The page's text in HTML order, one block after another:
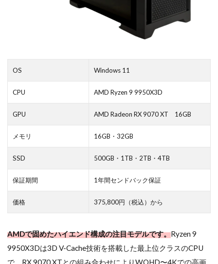
OS Windows 11
CPU AMD Ryzen 9 9950X3D
GPU AMD Radeon RX 9070 XT 16GB
メモリ 16GB・32GB
SSD 500GB・1TB・2TB・4TB
保証期間 1年間センドバック保証
価格 375,800円（税込）から
AMDで固めたハイエンド構成の注目モデルです。Ryzen 9
9950X3Dは3D V-Cache技術を搭載した最上位クラスのCPU
で、RX 9070 XTとの組み合わせによりWQHD〜4Kでの高画